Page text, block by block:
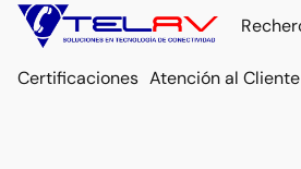
Certificaciones Atención al Cliente